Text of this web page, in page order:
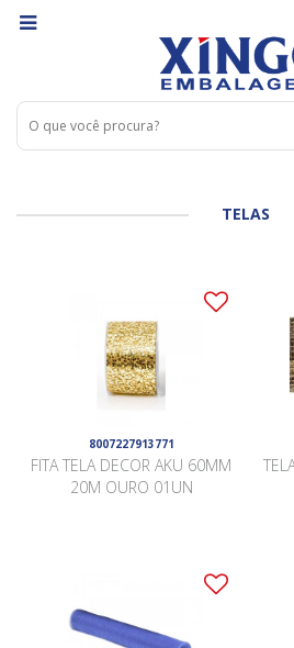
TELAS
8007227913771
FITA TELA DECOR AKU 60MM
20M OURO 01UN